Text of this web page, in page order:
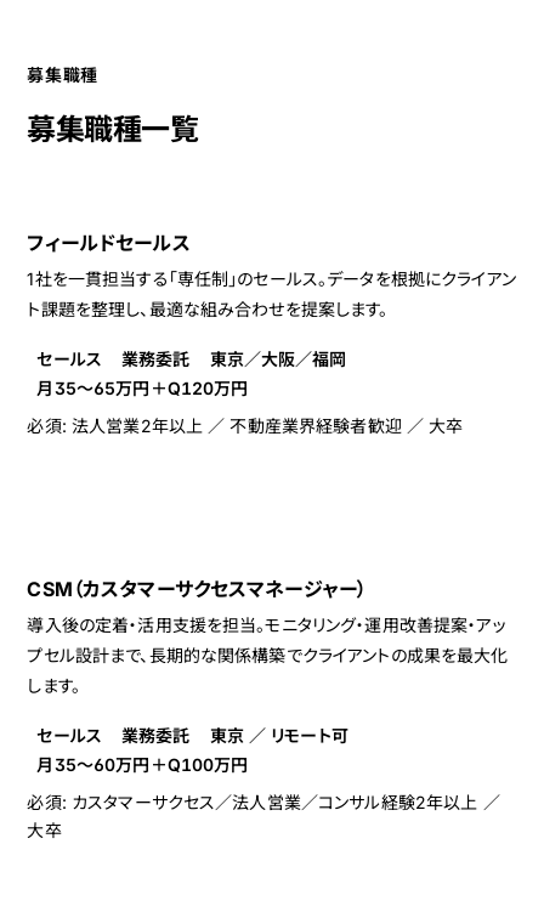
募集職種
募集職種一覧
フィールドセールス
1社を一貫担当する「専任制」のセールス。データを根拠にクライアン
ト課題を整理し、最適な組み合わせを提案します。
セールス 業務委託
東京／大阪／福岡
月35〜65万円＋Q120万円
必須: 法人営業2年以上 ／ 不動産業界経験者歓迎 ／ 大卒
CSM（カスタマーサクセスマネージャー）
導入後の定着・活用支援を担当。モニタリング・運用改善提案・アッ
プセル設計まで、長期的な関係構築でクライアントの成果を最大化
します。
セールス 業務委託
東京 ／ リモート可
月35〜60万円＋Q100万円
必須: カスタマーサクセス／法人営業／コンサル経験2年以上 ／
大卒